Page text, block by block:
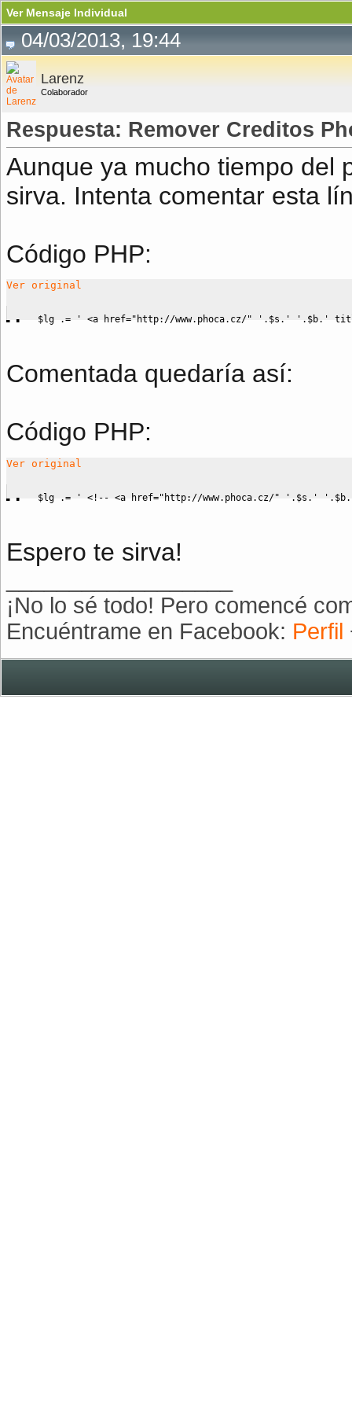
Ver Mensaje Individual
04/03/2013, 19:44
Larenz
Colaborador
Respuesta: Remover Creditos
Aunque ya mucho tiempo del
sirva. Intenta comentar esta
Código PHP:
Ver original
$lg .= ' <a href="http://www.phoca.cz/" ' . $s . ' ' . $b. '
Comentada quedaría así:
Código PHP:
Ver original
$lg .= ' <!-- <a href="http://www.phoca.cz/" ' . $s . ' ' . $b.
Espero te sirva!
¡No lo sé todo! Pero comencé
Encuéntrame en Facebook: Perfil